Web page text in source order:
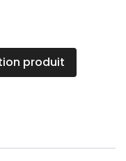
produit